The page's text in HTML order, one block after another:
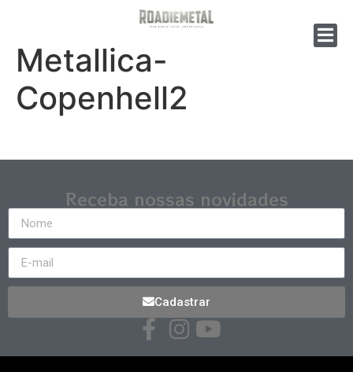
Metallica-
Copenhell2
Receba nossas novidades
Cadastrar